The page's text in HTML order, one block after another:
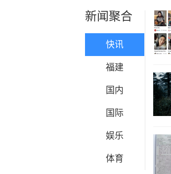
新闻聚合
快讯
福建
国内
国际
娱乐
体育